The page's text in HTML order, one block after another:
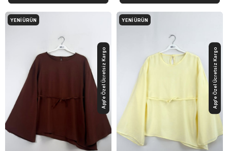
YENI ÜRÜN
App'e Özel Ücretsiz Kargo
YENI ÜRÜN
App'e Özel Ücretsiz Kargo